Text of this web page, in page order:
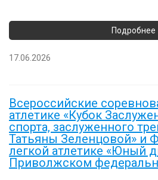
17.06.2026
Всероссийские
атлетике «Кубок
спорта, заслуженного
Татьяны Зеленцовой» и
легкой атлетике «Юный
Приволжском